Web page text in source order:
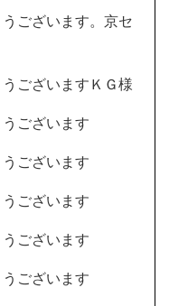
ございます。京セ
ございますＫＧ様
ございます
ございます
ございます
ございます
ございます